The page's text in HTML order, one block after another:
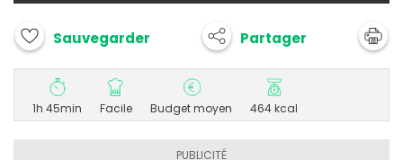
Sauvegarder Partager
1h 45min Facile Budget moyen 464 kcal